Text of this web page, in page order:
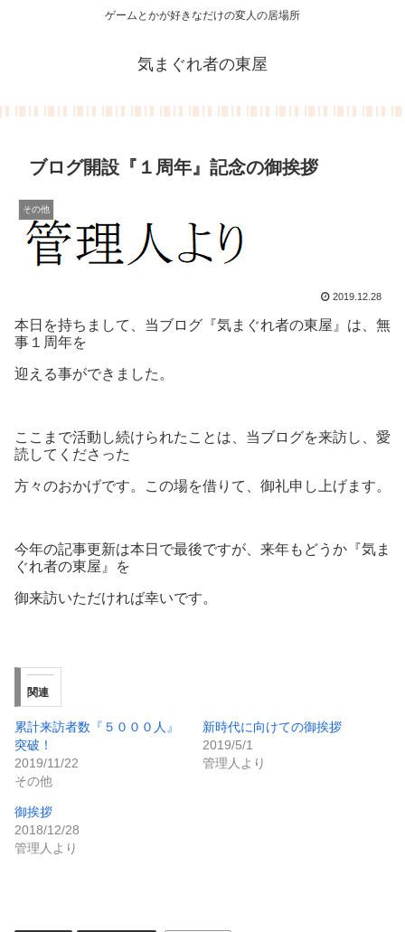
ゲームとかが好きなだけの変人の居場所
気まぐれ者の東屋
ブログ開設『１周年』記念の御挨拶
その他
2019.12.28
本日を持ちまして、当ブログ『気まぐれ者の東屋』は、無
事１周年を
迎える事ができました。
ここまで活動し続けられたことは、当ブログを来訪し、愛
読してくださった
方々のおかげです。この場を借りて、御礼申し上げます。
今年の記事更新は本日で最後ですが、来年もどうか『気ま
ぐれ者の東屋』を
御来訪いただければ幸いです。
関連
累計来訪者数『５０００人』
突破！
2019/11/22
その他
新時代に向けての御挨拶
2019/5/1
管理人より
御挨拶
2018/12/28
管理人より